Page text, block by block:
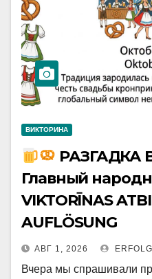
ВИКТОРИНА
РАЗГАДКА
Главный
VIKTORĪNAS
AUFLÖSUNG
АВГ 1, 2026 ERFOLG
Вчера мы спрашивали